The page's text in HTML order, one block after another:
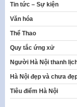
Tin tức – Sự kiện
Văn hóa
Thể Thao
Quy tắc ứng xử
Người Hà Nội thanh
Hà Nội đẹp và chưa
Tiêu điểm Hà Nội